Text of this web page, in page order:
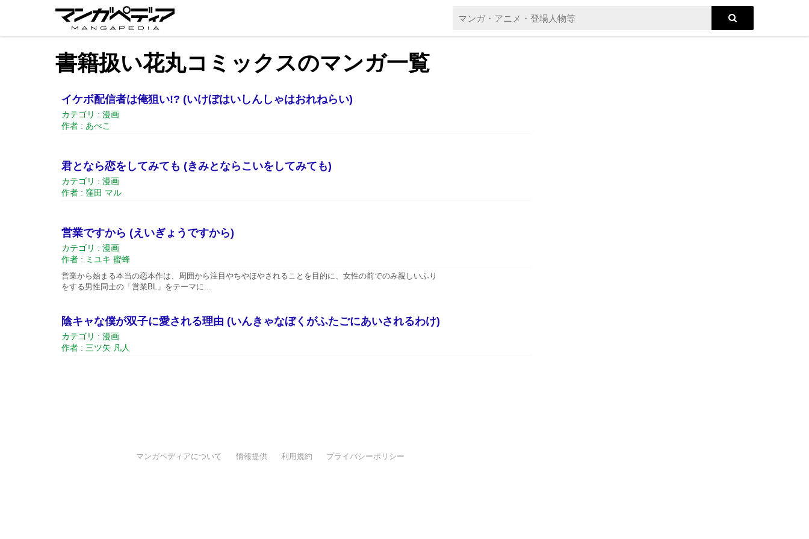
書籍扱い花丸コミックスのマンガ一覧
イケボ配信者は俺狙い!? (いけぼはいしんしゃはおれねらい)
カテゴリ : 漫画
作者 : あぺこ
君となら恋をしてみても (きみとならこいをしてみても)
カテゴリ : 漫画
作者 : 窪田 マル
営業ですから (えいぎょうですから)
カテゴリ : 漫画
作者 : ミユキ 蜜蜂
営業から始まる本当の恋本作は、周囲から注目やちやほやされることを目的に、女性の前でのみ親しいふり
をする男性同士の「営業BL」をテーマに...
陰キャな僕が双子に愛される理由 (いんきゃなぼくがふたごにあいされるわけ)
カテゴリ : 漫画
作者 : 三ツ矢 凡人
マンガペディアについて 情報提供 利用規約 プライバシーポリシー